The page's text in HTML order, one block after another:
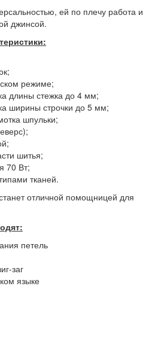
ей по плечу работа и
джинсой.
режиме;
длины стежка до 4 мм;
ширины строчки до 5 мм;
шпульки;
шитья;
70 Вт;
тканей.
отличной помощницей для
петель
заг
языке